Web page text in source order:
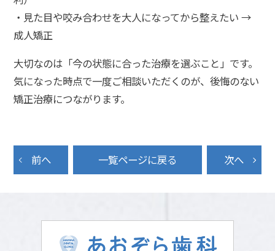
・見た目や咬み合わせを大人になってから整えたい →
成人矯正
大切なのは「今の状態に合った治療を選ぶこと」です。
気になった時点で一度ご相談いただくのが、後悔のない
矯正治療につながります。
前へ 一覧ページに戻る 次へ